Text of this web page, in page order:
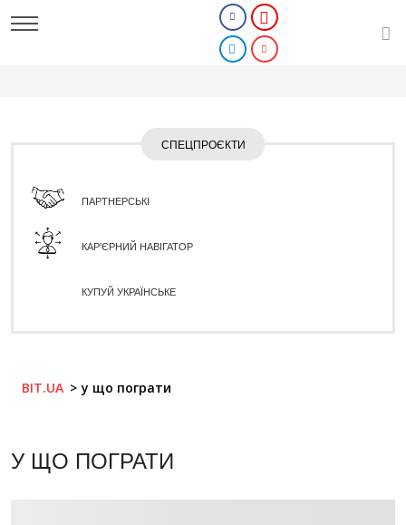
СПЕЦПРОЄКТИ
ПАРТНЕРСЬКІ
КАР'ЄРНИЙ НАВІГАТОР
КУПУЙ УКРАЇНСЬКЕ
BIT.UA у що пограти
У ЩО ПОГРАТИ